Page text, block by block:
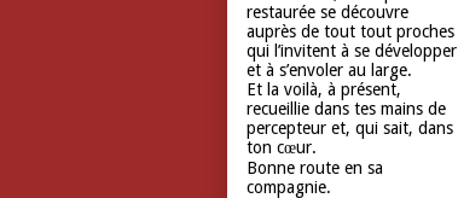
restaurée se découvre
auprès de tout tout proches
qui l’invitent à se développer
et à s’envoler au large.
Et la voilà, à présent,
recueillie dans tes mains de
percepteur et, qui sait, dans
ton cœur.
Bonne route en sa
compagnie.